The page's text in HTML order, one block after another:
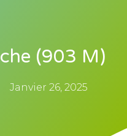
(903 M)
Janvier 26, 2025